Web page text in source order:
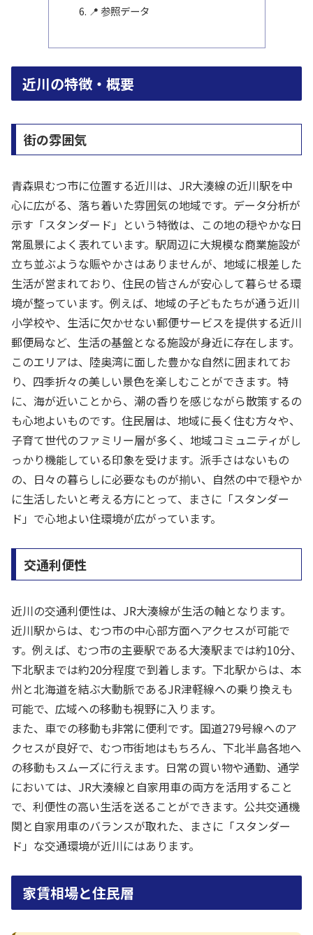
📍 参照データ
近川の特徴・概要
街の雰囲気
青森県むつ市に位置する近川は、JR大湊線の近川駅を中
心に広がる、落ち着いた雰囲気の地域です。データ分析が
示す「スタンダード」という特徴は、この地の穏やかな日
常風景によく表れています。駅周辺に大規模な商業施設が
立ち並ぶような賑やかさはありませんが、地域に根差した
生活が営まれており、住民の皆さんが安心して暮らせる環
境が整っています。例えば、地域の子どもたちが通う近川
小学校や、生活に欠かせない郵便サービスを提供する近川
郵便局など、生活の基盤となる施設が身近に存在します。
このエリアは、陸奥湾に面した豊かな自然に囲まれてお
り、四季折々の美しい景色を楽しむことができます。特
に、海が近いことから、潮の香りを感じながら散策するの
も心地よいものです。住民層は、地域に長く住む方々や、
子育て世代のファミリー層が多く、地域コミュニティがし
っかり機能している印象を受けます。派手さはないもの
の、日々の暮らしに必要なものが揃い、自然の中で穏やか
に生活したいと考える方にとって、まさに「スタンダー
ド」で心地よい住環境が広がっています。
交通利便性
近川の交通利便性は、JR大湊線が生活の軸となります。
近川駅からは、むつ市の中心部方面へアクセスが可能で
す。例えば、むつ市の主要駅である大湊駅までは約10分、
下北駅までは約20分程度で到着します。下北駅からは、本
州と北海道を結ぶ大動脈であるJR津軽線への乗り換えも
可能で、広域への移動も視野に入ります。
また、車での移動も非常に便利です。国道279号線へのア
クセスが良好で、むつ市街地はもちろん、下北半島各地へ
の移動もスムーズに行えます。日常の買い物や通勤、通学
においては、JR大湊線と自家用車の両方を活用すること
で、利便性の高い生活を送ることができます。公共交通機
関と自家用車のバランスが取れた、まさに「スタンダー
ド」な交通環境が近川にはあります。
家賃相場と住民層